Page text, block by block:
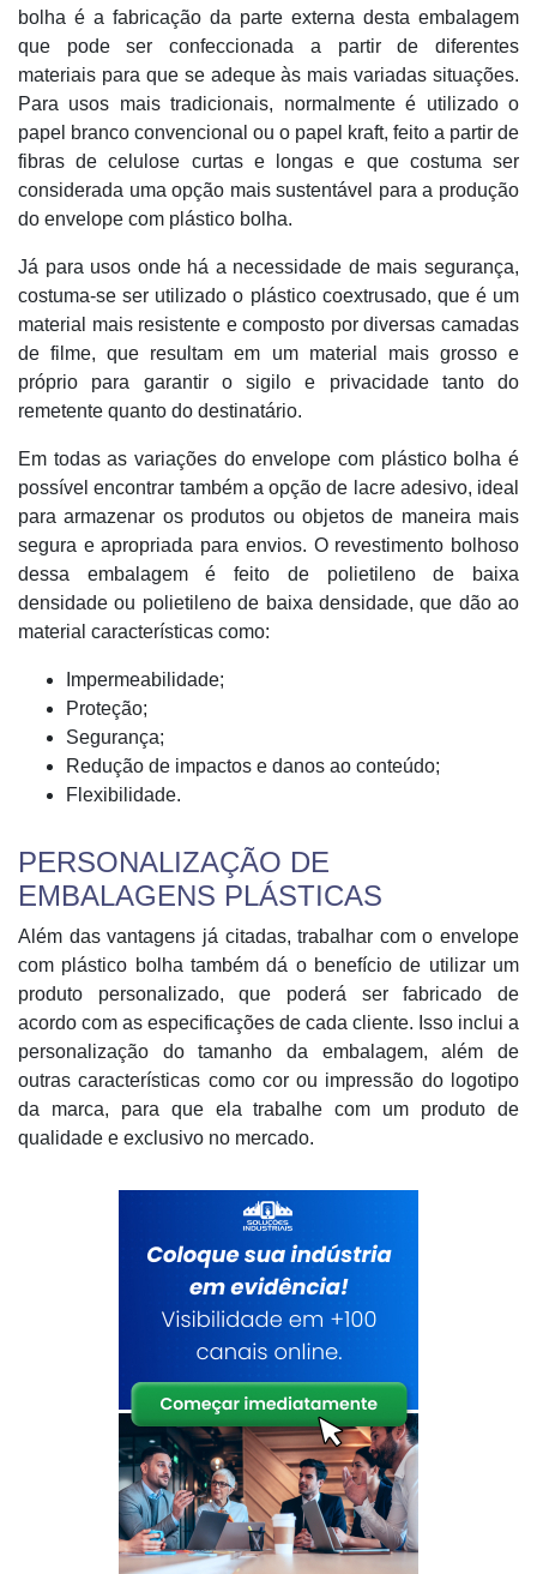
bolha é a fabricação da parte externa desta embalagem
que pode ser confeccionada a partir de diferentes
materiais para que se adeque às mais variadas situações.
Para usos mais tradicionais, normalmente é utilizado o
papel branco convencional ou o papel kraft, feito a partir de
fibras de celulose curtas e longas e que costuma ser
considerada uma opção mais sustentável para a produção
do envelope com plástico bolha.
Já para usos onde há a necessidade de mais segurança,
costuma-se ser utilizado o plástico coextrusado, que é um
material mais resistente e composto por diversas camadas
de filme, que resultam em um material mais grosso e
próprio para garantir o sigilo e privacidade tanto do
remetente quanto do destinatário.
Em todas as variações do envelope com plástico bolha é
possível encontrar também a opção de lacre adesivo, ideal
para armazenar os produtos ou objetos de maneira mais
segura e apropriada para envios. O revestimento bolhoso
dessa embalagem é feito de polietileno de baixa
densidade ou polietileno de baixa densidade, que dão ao
material características como:
Impermeabilidade;
Proteção;
Segurança;
Redução de impactos e danos ao conteúdo;
Flexibilidade.
PERSONALIZAÇÃO DE
EMBALAGENS PLÁSTICAS
Além das vantagens já citadas, trabalhar com o envelope
com plástico bolha também dá o benefício de utilizar um
produto personalizado, que poderá ser fabricado de
acordo com as especificações de cada cliente. Isso inclui a
personalização do tamanho da embalagem, além de
outras características como cor ou impressão do logotipo
da marca, para que ela trabalhe com um produto de
qualidade e exclusivo no mercado.